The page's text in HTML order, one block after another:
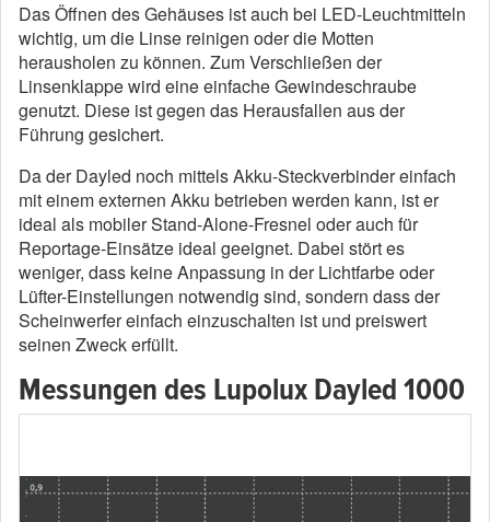
Das Öffnen des Gehäuses ist auch bei LED-Leuchtmitteln
wichtig, um die Linse reinigen oder die Motten
herausholen zu können. Zum Verschließen der
Linsenklappe wird eine einfache Gewindeschraube
genutzt. Diese ist gegen das Herausfallen aus der
Führung gesichert.
Da der Dayled noch mittels Akku-Steckverbinder einfach
mit einem externen Akku betrieben werden kann, ist er
ideal als mobiler Stand-Alone-Fresnel oder auch für
Reportage-Einsätze ideal geeignet. Dabei stört es
weniger, dass keine Anpassung in der Lichtfarbe oder
Lüfter-Einstellungen notwendig sind, sondern dass der
Scheinwerfer einfach einzuschalten ist und preiswert
seinen Zweck erfüllt.
Messungen des Lupolux Dayled 1000